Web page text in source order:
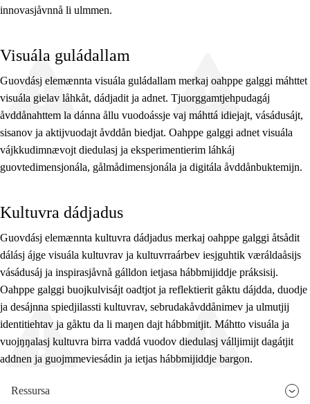
innovasjåvnnå li ulmmen.
Visuála guládallam
Guovdásj elemænnta visuála guládallam merkaj oahppe galggi máhttet
visuála gielav låhkåt, dádjadit ja adnet. Tjuorggamtjehpudagáj
åvddånahttem la dánna ållu vuodoássje vaj máhttá idiejajt, vásádusájt,
sisanov ja aktijvuodajt åvddån biedjat. Oahppe galggi adnet visuála
vájkkudimnævojt diedulasj ja eksperimentierim láhkáj
guovtedimensjonála, gålmådimensjonála ja digitála åvddånbuktemijn.
Kultuvra dádjadus
Guovdásj elemænnta kultuvra dádjadus merkaj oahppe galggi åtsådit
dálásj ájge visuála kultuvrav ja kultuvrraárbev iesjguhtik væráldaåsijs
vásádusáj ja inspirasjåvnå gálldon ietjasa hábbmijiddje práksisij.
Oahppe galggi buojkulvisájt oadtjot ja reflektierit gåktu dájdda, duodje
ja desájnna spiedjilassti kultuvrav, sebrudakåvddånimev ja ulmutjij
identitiehtav ja gåktu da li maŋen dajt hábbmitjit. Máhtto visuála ja
vuojŋŋalasj kultuvra birra vaddá vuodov diedulasj válljimijt dagátjit
addnen ja guojmmeviesádin ja ietjas hábbmijiddje bargon.
Ressursa